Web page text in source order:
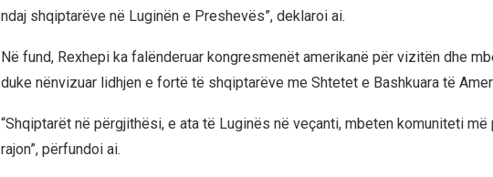
ndaj shqiptarëve në Luginën e Preshevës”, deklaroi ai.
Në fund, Rexhepi ka falënderuar kongresmenët amerikanë për vizitën dhe
duke nënvizuar lidhjen e fortë të shqiptarëve me Shtetet e Bashkuara të
“Shqiptarët në përgjithësi, e ata të Luginës në veçanti, mbeten komuniteti më
rajon”, përfundoi ai.